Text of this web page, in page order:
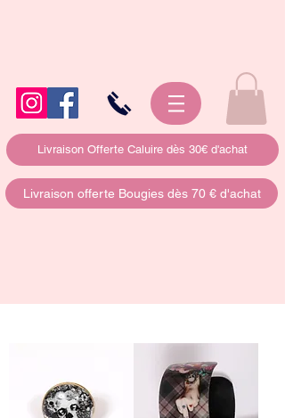
Livraison Offerte Caluire dès 30€ d'achat
Livraison offerte Bougies dès 70 € d'achat